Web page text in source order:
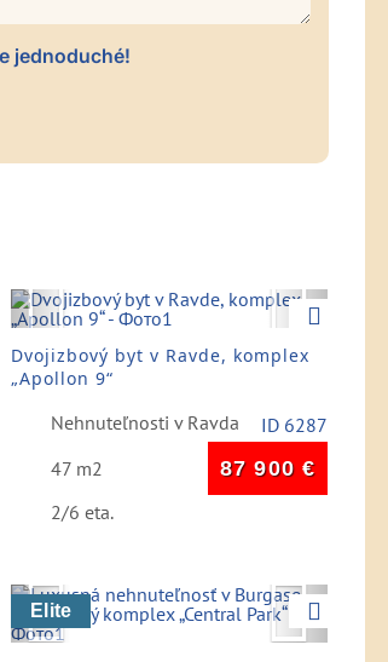
jednoduché!
Previous Next
Dvojizbový byt v Ravde, komplex
„Apollon 9“
Nehnuteľnosti v Ravda
ID 6287
47 m2
87 900€
2/6 eta.
Previous Next
Elite